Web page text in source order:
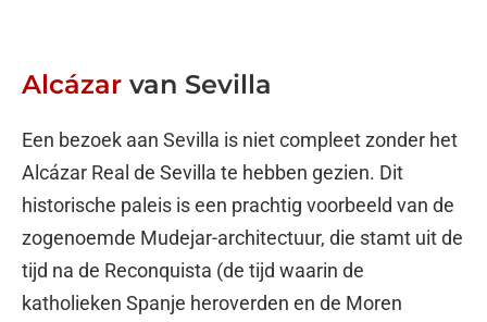
Alcázarvan Sevilla
Een bezoek aan Sevilla is niet compleet zonder het
Alcázar Real de Sevilla te hebben gezien. Dit
historische paleis is een prachtig voorbeeld van de
zogenoemde Mudejar-architectuur, die stamt uit de
tijd na de Reconquista (de tijd waarin de
katholieken Spanje heroverden en de Moren